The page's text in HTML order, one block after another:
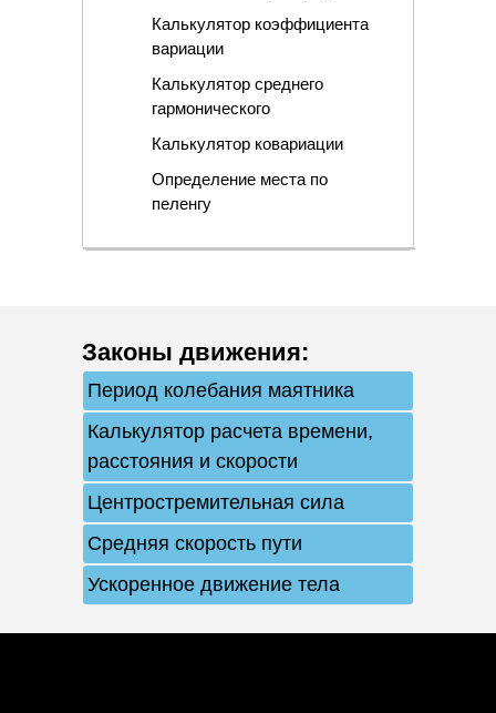
Калькулятор коэффициента
вариации
Калькулятор среднего
гармонического
Калькулятор ковариации
Определение места по
пеленгу
Законы движения:
Период колебания маятника
Калькулятор расчета времени,
расстояния и скорости
Центростремительная сила
Средняя скорость пути
Ускоренное движение тела